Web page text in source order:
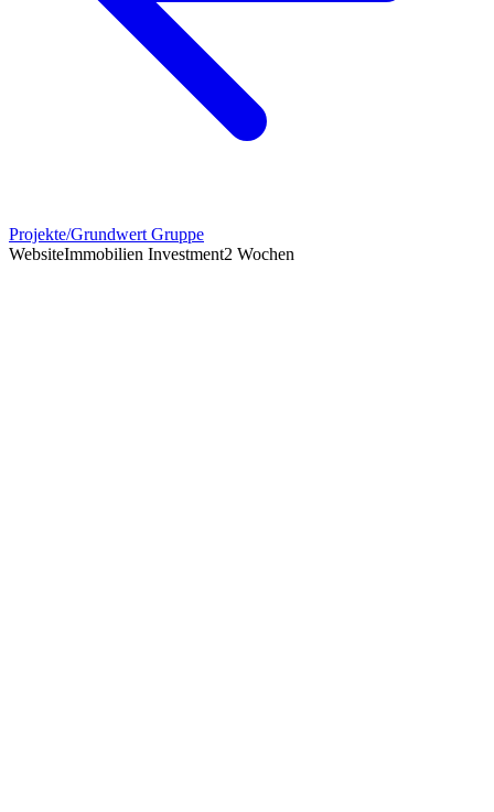
Projekte/Grundwert Gruppe
WebsiteImmobilien Investment2 Wochen